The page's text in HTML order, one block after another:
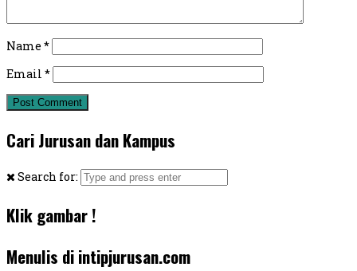
Name *
Email *
Cari Jurusan dan Kampus
Search for:
Klik gambar !
Menulis di intipjurusan.com